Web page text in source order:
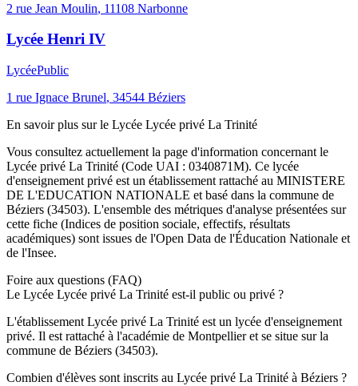
2 rue Jean Moulin, 11108 Narbonne
Lycée Henri IV
LycéePublic
1 rue Ignace Brunel, 34544 Béziers
En savoir plus sur le Lycée Lycée privé La Trinité
Vous consultez actuellement la page d'information concernant le
Lycée privé La Trinité (Code UAI : 0340871M). Ce lycée
d'enseignement privé est un établissement rattaché au MINISTERE
DE L'EDUCATION NATIONALE et basé dans la commune de
Béziers (34503). L'ensemble des métriques d'analyse présentées sur
cette fiche (Indices de position sociale, effectifs, résultats
académiques) sont issues de l'Open Data de l'Éducation Nationale et
de l'Insee.
Foire aux questions (FAQ)
Le Lycée Lycée privé La Trinité est-il public ou privé ?
L'établissement Lycée privé La Trinité est un lycée d'enseignement
privé. Il est rattaché à l'académie de Montpellier et se situe sur la
commune de Béziers (34503).
Combien d'élèves sont inscrits au Lycée privé La Trinité à Béziers ?